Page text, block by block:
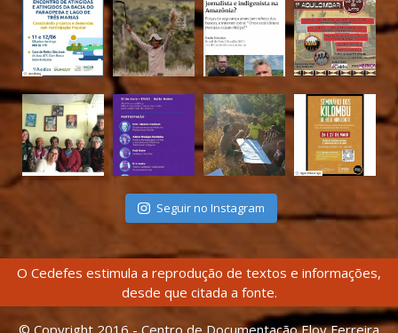
Seguir no Instagram
O Cedefes estimula a reprodução de textos e informações,
desde que citada a fonte.